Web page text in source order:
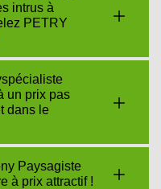
intrus à
PETRY
un prix pas
dans le
Paysagiste
à prix attractif !